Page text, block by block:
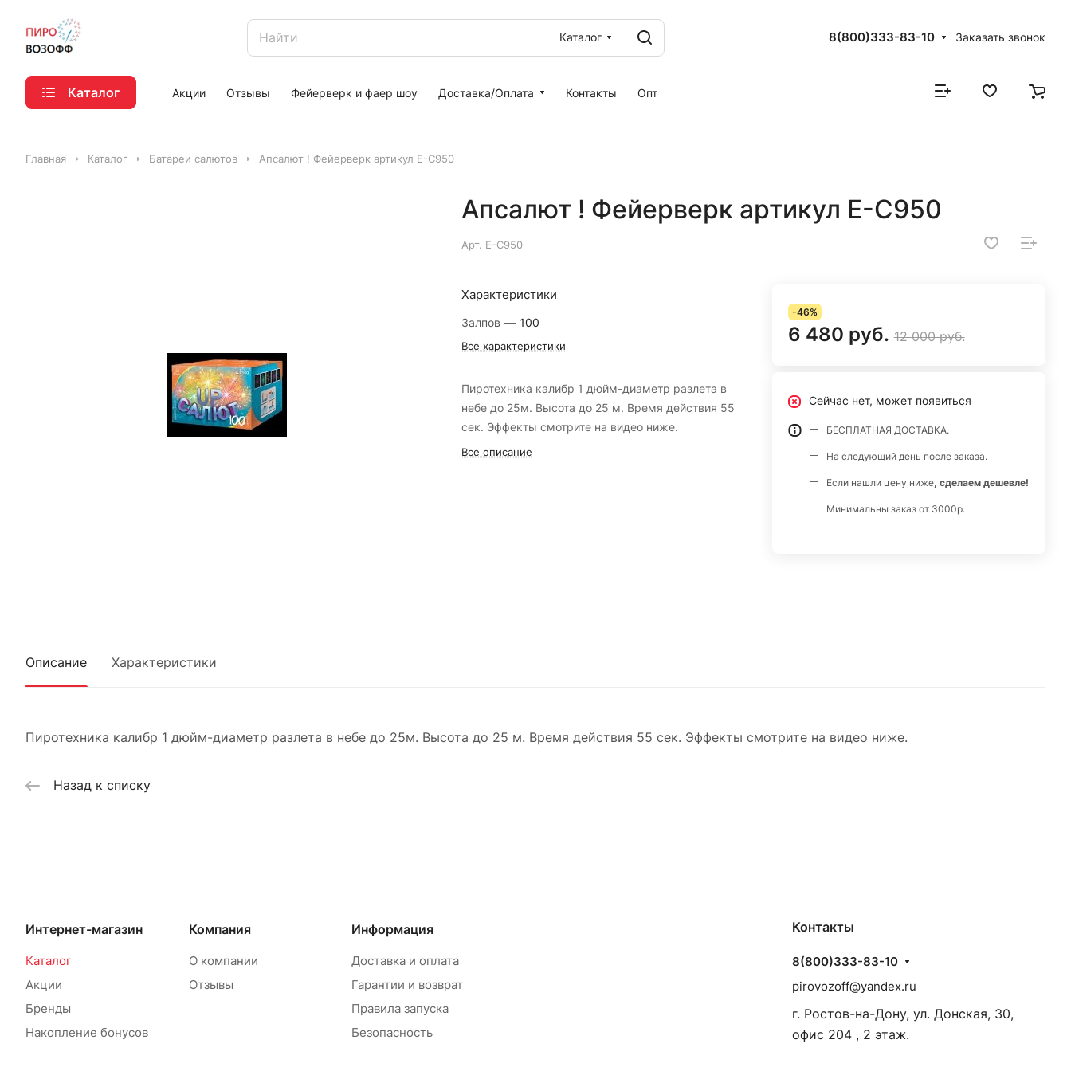
Каталог 8(800)333-83-10 Заказать звонок
Каталог Акции Отзывы Фейерверк и фаер шоу Доставка/Оплата Контакты Опт
Главная Каталог Батареи салютов Апсалют ! Фейерверк артикул Е-С950
Апсалют ! Фейерверк артикул Е-С950
Арт. Е-С950
Характеристики
Залпов — 100
Все характеристики
Пиротехника калибр 1 дюйм-диаметр разлета в
небе до 25м. Высота до 25 м. Время действия 55
сек. Эффекты смотрите на видео ниже.
Все описание
-46%
6 480 руб. 12 000 руб.
Сейчас нет, может появиться
БЕСПЛАТНАЯ ДОСТАВКА.
На следующий день после заказа.
Если нашли цену ниже, сделаем дешевле!
Минимальны заказ от 3000р.
Описание Характеристики
Пиротехника калибр 1 дюйм-диаметр разлета в небе до 25м. Высота до 25 м. Время действия 55 сек. Эффекты смотрите на видео ниже.
Назад к списку
Интернет-магазин
Каталог
Акции
Бренды
Накопление бонусов
Компания
О компании
Отзывы
Информация
Доставка и оплата
Гарантии и возврат
Правила запуска
Безопасность
Контакты
8(800)333-83-10
pirovozoff@yandex.ru
г. Ростов-на-Дону, ул. Донская, 30,
офис 204 , 2 этаж.